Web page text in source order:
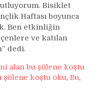
Bisiklet
Haftası boyunca
Ben etkinliğin
ve katılan
dedi.
alan bu şölene koştu
koştu oku, Bu,